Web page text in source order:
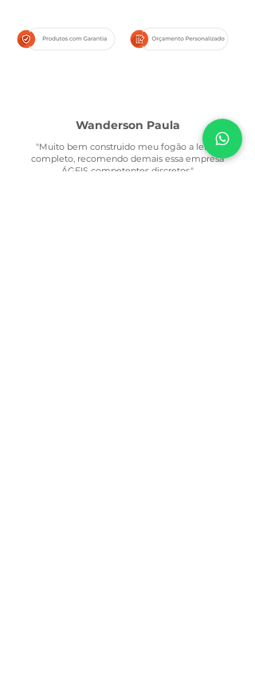
Wanderson Paula
"Muito bem construido meu fogão a lenha
completo, recomendo demais essa empresa
ÁGEIS competentes discretos."